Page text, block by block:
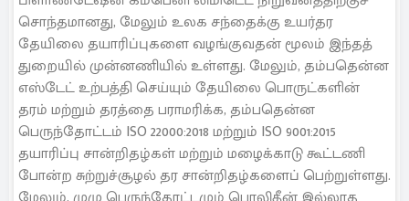
சொந்தமானது, மேலும் உலக சந்தைக்கு உயர்தர
தேயிலை தயாரிப்புகளை வழங்குவதன் மூலம் இந்தத்
துறையில் முன்னணியில் உள்ளது. மேலும், தம்பதென்ன
எஸ்டேட் உற்பத்தி செய்யும் தேயிலை பொருட்களின்
தரம் மற்றும் தரத்தை பராமரிக்க, தம்பதென்ன
பெருந்தோட்டம் ISO 22000:2018 மற்றும் ISO 9001:2015
தயாரிப்பு சான்றிதழ்கள் மற்றும் மழைக்காடு கூட்டணி
போன்ற சுற்றுச்சூழல் தர சான்றிதழ்களைப் பெற்றுள்ளது.